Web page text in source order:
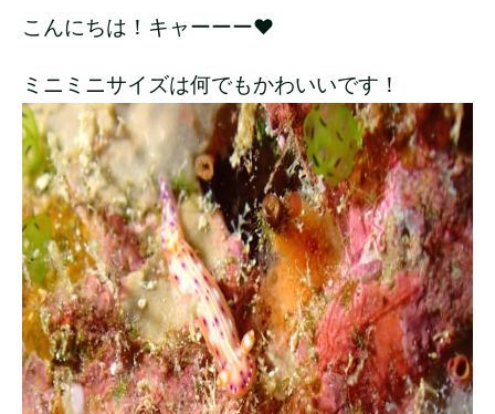
こんにちは！キャーーー❤
ミニミニサイズは何でもかわいいです！